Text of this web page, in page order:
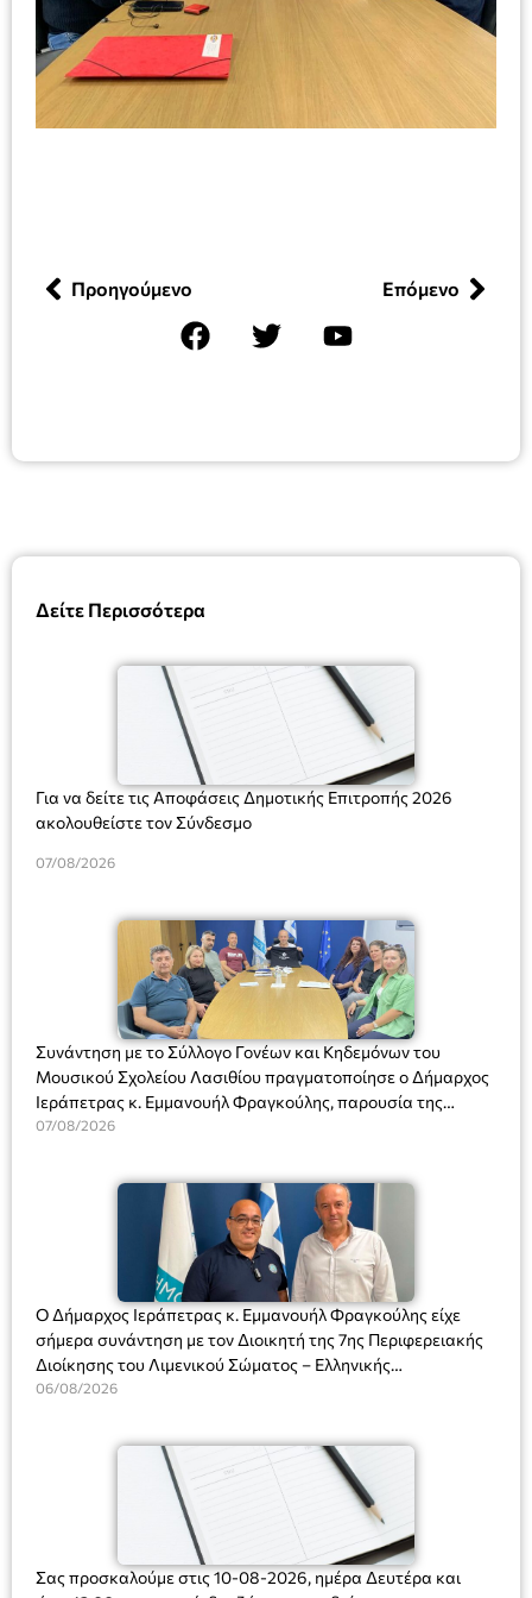
Δείτε Περισσότερα
Για να δείτε τις Αποφάσεις Δημοτικής Επιτροπής 2026
ακολουθείστε τον Σύνδεσμο
07/08/2026
Συνάντηση με το Σύλλογο Γονέων και Κηδεμόνων του
Μουσικού Σχολείου Λασιθίου πραγματοποίησε ο Δήμαρχος
Ιεράπετρας κ. Εμμανουήλ Φραγκούλης, παρουσία της
Διευθύντριας του σχολείου κας Μαριάννας Χαΐτα.
07/08/2026
Ο Δήμαρχος Ιεράπετρας κ. Εμμανουήλ Φραγκούλης είχε
σήμερα συνάντηση με τον Διοικητή της 7ης Περιφερειακής
Διοίκησης του Λιμενικού Σώματος – Ελληνικής
Ακτοφυλακής (Λ.Σ.-ΕΛ.ΑΚΤ.), Αρχιπλοίαρχο Λ.Σ. κ. Ιωάννη
06/08/2026
Σας προσκαλούμε στις 10-08-2026, ημέρα Δευτέρα και
Προηγούμενο Επόμενο